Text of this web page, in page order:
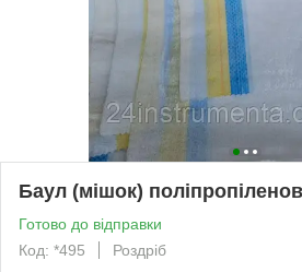
Баул (мішок)
Готово до відправки
Код: *495
Роздріб